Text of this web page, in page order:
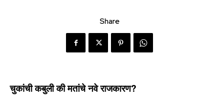
Share
चुकांची कबुली की मतांचे नवे राजकारण?